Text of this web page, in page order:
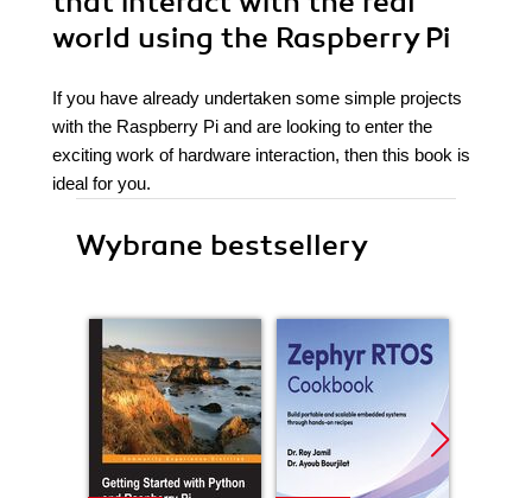
world using the Raspberry Pi
If you have already undertaken some simple projects
with the Raspberry Pi and are looking to enter the
exciting work of hardware interaction, then this book is
ideal for you.
Wybrane bestsellery